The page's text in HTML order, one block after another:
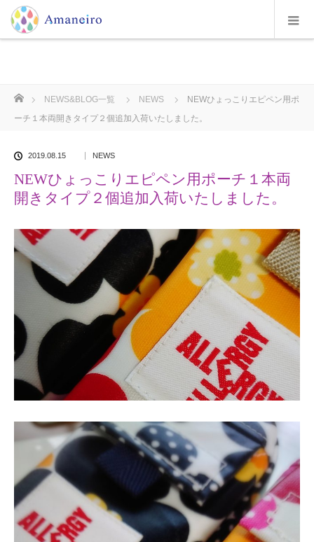
ホーム
NEWS&BLOG一覧 NEWS
NEWひょっこりエピペン用ポ
ーチ１本両開きタイプ２個追加入荷いたしました。
2019.08.15 NEWS
NEWひょっこりエピペン用ポーチ１本両
開きタイプ２個追加入荷いたしました。